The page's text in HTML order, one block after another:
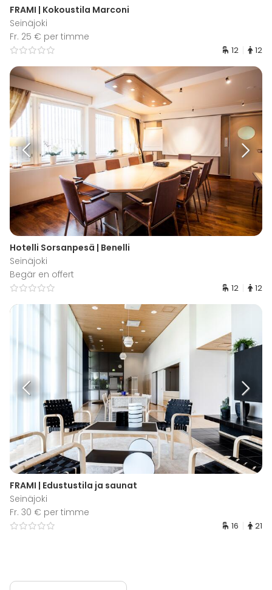
FRAMI | Kokoustila Marconi
Seinäjoki
Fr. 25 € per timme
12 12
Hotelli Sorsanpesä | Benelli
Seinäjoki
Begär en offert
12 12
FRAMI | Edustustila ja saunat
Seinäjoki
Fr. 30 € per timme
16 21